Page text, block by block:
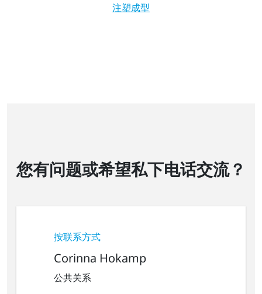
注塑成型
您有问题或希望私下电话交流？
按联系方式
Corinna Hokamp
公共关系